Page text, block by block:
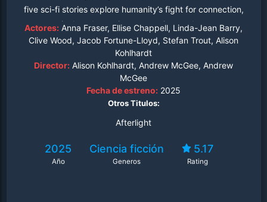
five sci-fi stories explore humanity’s fight for connection,
survival, and meaning across time and space.
Actores: Anna Fraser, Ellise Chappell, Linda-Jean Barry,
Clive Wood, Jacob Fortune-Lloyd, Stefan Trout, Alison
Kohlhardt
Director: Alison Kohlhardt, Andrew McGee, Andrew
McGee
Fecha de estreno: 2025
Otros Titulos:
Afterlight
2025
Año
Ciencia ficción
Generos
5.17
Rating